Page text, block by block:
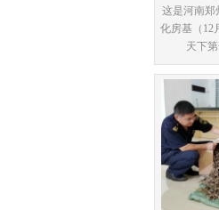
这是河南郑
化房基（12
天下第